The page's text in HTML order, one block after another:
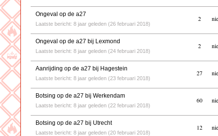
Ongeval op de a27
Laatste bericht: 8 jaar geleden (26 februari 2018)
2
Ongeval op de a27 bij Lexmond
Laatste bericht: 8 jaar geleden (24 februari 2018)
2
Aanrijding op de a27 bij Hagestein
Laatste bericht: 8 jaar geleden (23 februari 2018)
27
Botsing op de a27 bij Werkendam
Laatste bericht: 8 jaar geleden (22 februari 2018)
60
Botsing op de a27 bij Utrecht
Laatste bericht: 8 jaar geleden (20 februari 2018)
12